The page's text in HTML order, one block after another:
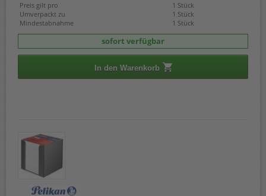
Preis gilt pro
1 Stück
Umverpackt zu
1 Stück
Mindestabnahme
1 Stück
sofort verfügbar
In den Warenkorb